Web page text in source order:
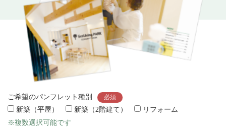
ご希望のパンフレット種別 必須
新築（平屋） 新築（2階建て） リフォーム
※複数選択可能です